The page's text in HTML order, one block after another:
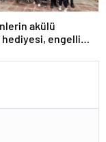
akülü
hediyesi, engelli